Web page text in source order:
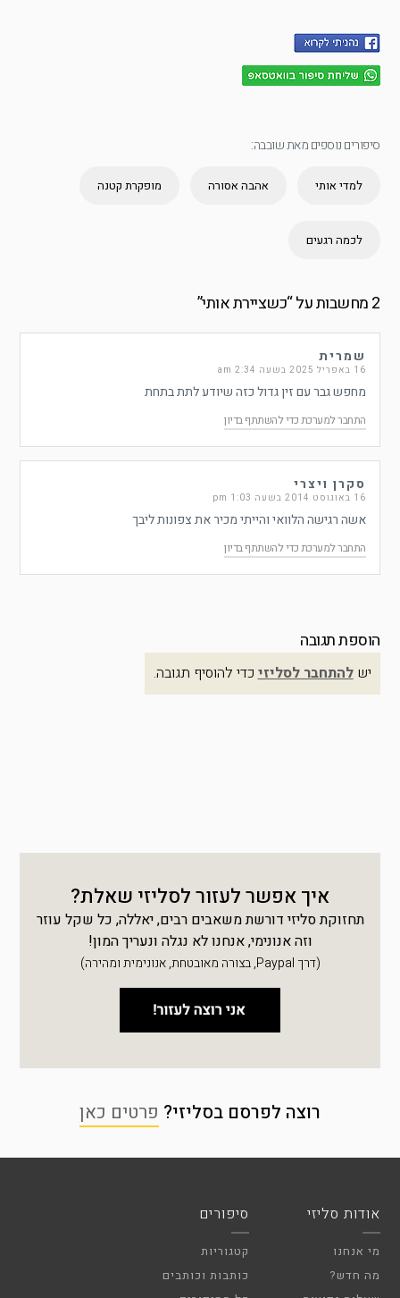
סיפורים נוספים מאת שובבה:
למדי אותי אהבה אסורה מופקרת קטנה
לכמה רגעים
2 מחשבות על “ כשציירת אותי”
שמרית
16 באפריל 2025 בשעה 2:34 am
מחפש גבר עם זין גדול כזה שיודע לתת בתחת
התחבר למערכת כדי להשתתף בדיון
סקרן ויצרי
16 באוגוסט 2014 בשעה 1:03 pm
אשה רגישה הלוואי והייתי מכיר את צפונות ליבך
התחבר למערכת כדי להשתתף בדיון
הוספת תגובה
ישלהתחבר לסליזיכדי להוסיף תגובה.
איך אפשר לעזור לסליזי שאלת?
תחזוקת סליזי דורשת משאבים רבים, יאללה, כל שקל עוזר
וזה אנונימי, אנחנו לא נגלה ונעריך המון!
(דרך Paypal, בצורה מאובטחת, אנונימית ומהירה)
רוצה לפרסם בסליזי? פרטים כאן
אודות סליזי
מי אנחנו
מה חדש?
סיפורים
קטגוריות
כותבות וכותבים